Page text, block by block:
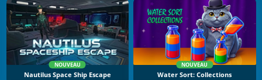
NOUVEAU
Nautilus Space Ship Escape
NOUVEAU
Water Sort: Collections